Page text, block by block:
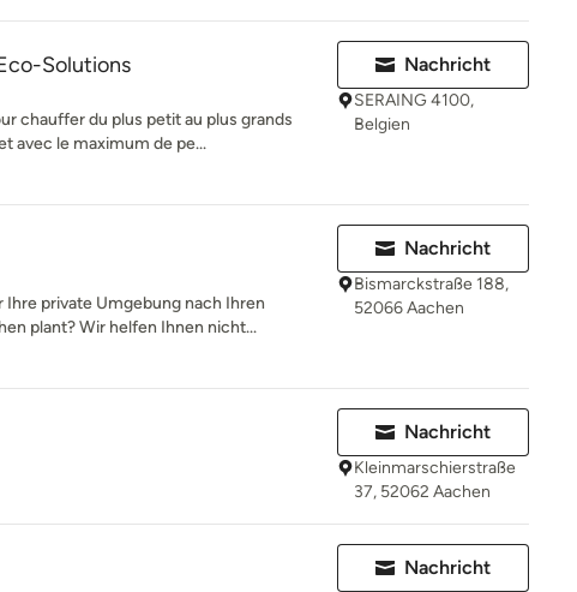
Solutions
chauffer du plus petit au plus grands
avec le maximum de pe...
Nachricht
SERAING 4100,
Belgien
Ihre private Umgebung nach Ihren
plant? Wir helfen Ihnen nicht...
Nachricht
Bismarckstraße 188,
52066 Aachen
Nachricht
Kleinmarschierstraße
37, 52062 Aachen
Nachricht